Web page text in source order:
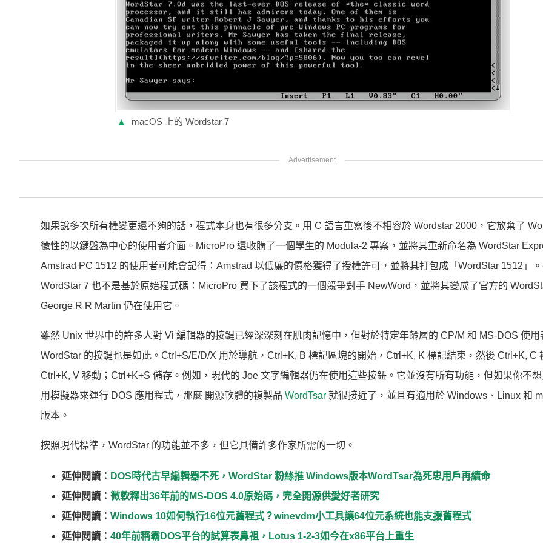
▲ macOS 上的 Wordstar 7
如果說多次所有權變更還不夠的話，程式本身也有很多分支。用 C 語言重寫後不相容於 Wordstar 2000，它放棄了
徵性的以鍵盤為中心的使用者介面。MicroPro 還收購了一個學生的 Modula-2 專案，並將其重新命名為 WordStar
Amstrad PC 1512 的使用者可能會記得：Amstrad 以低廉的價格獲得了授權許可，並將其打包成「WordStar 1512」
WordStar 7 也不是基於原始程式碼：MicroPro 買下了該程式的一個競爭對手 NewWord，並將其變成了官方的
George R R Martin 仍在使用它。
雖然 Unix 世界中的許多人對 Vi 編輯器的按鍵已經深深刻在肌肉記憶中，但對於特定年齡層的 CP/M 和 MS-DOS 使用
WordStar 的按鍵也是如此。Ctrl+S/E/D/X 用於導航，Ctrl+K, B 標記區塊的開始，Ctrl+K, K 標記結束，然後 Ctrl+K, C
Ctrl+K, V 移動；Ctrl+K+S 儲存。例如，現代的 Joe 文字編輯器仍在使用這些按鈕。它並沒有所有功能，但如果你不
用模擬器來運行 DOS 應用程式，那麼 開源軟體的複製品 WordTsar 就很接近了，並且有適用於 Windows、Linux 和
版本。
按照現代標準，WordStar 的功能並不多，但它具備許多作家所需的一切。
延伸閱讀： DOS時代古早編輯器不死，WordStar 粉絲推 Windows版本WordTsar為死忠用戶再續命
延伸閱讀： 微軟釋出36年前的MS-DOS 4.0原始碼，完全開源供愛好者研究
延伸閱讀： Windows 10如何執行16位元舊程式？winevdm小工具讓64位元系統也能支援舊程式
延伸閱讀： 40年前稱霸DOS平台的試算表鼻祖，Lotus 1-2-3如今在x86平台上重生